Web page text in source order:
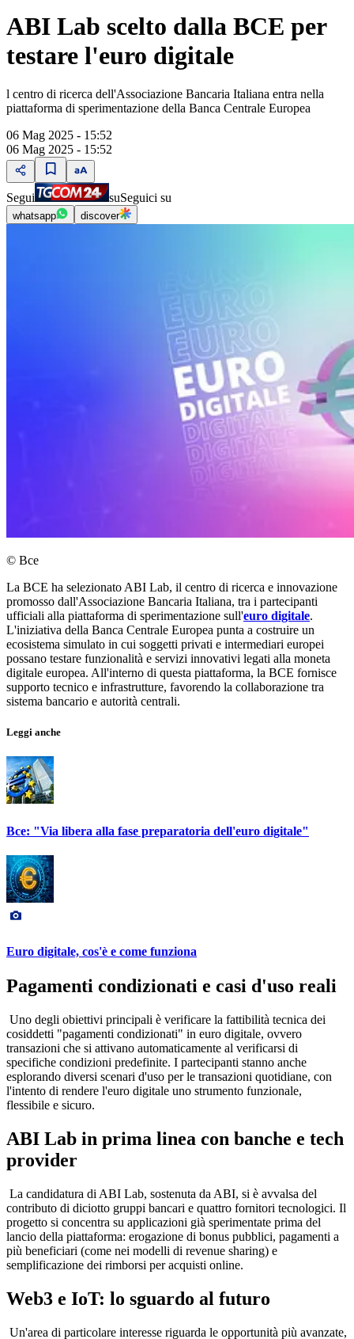
ABI Lab scelto dalla BCE per
testare l'euro digitale
l centro di ricerca dell'Associazione Bancaria Italiana entra nella
piattaforma di sperimentazione della Banca Centrale Europea
06 Mag 2025 - 15:52
06 Mag 2025 - 15:52
Segui suSeguici su
whatsapp discover
© Bce
La BCE ha selezionato ABI Lab, il centro di ricerca e innovazione
promosso dall'Associazione Bancaria Italiana, tra i partecipanti
ufficiali alla piattaforma di sperimentazione sull'euro digitale.
L'iniziativa della Banca Centrale Europea punta a costruire un
ecosistema simulato in cui soggetti privati e intermediari europei
possano testare funzionalità e servizi innovativi legati alla moneta
digitale europea. All'interno di questa piattaforma, la BCE fornisce
supporto tecnico e infrastrutture, favorendo la collaborazione tra
sistema bancario e autorità centrali.
Leggi anche
Bce: "Via libera alla fase preparatoria dell'euro digitale"
Euro digitale, cos'è e come funziona
Pagamenti condizionati e casi d'uso reali
Uno degli obiettivi principali è verificare la fattibilità tecnica dei
cosiddetti "pagamenti condizionati" in euro digitale, ovvero
transazioni che si attivano automaticamente al verificarsi di
specifiche condizioni predefinite. I partecipanti stanno anche
esplorando diversi scenari d'uso per le transazioni quotidiane, con
l'intento di rendere l'euro digitale uno strumento funzionale,
flessibile e sicuro.
ABI Lab in prima linea con banche e tech
provider
La candidatura di ABI Lab, sostenuta da ABI, si è avvalsa del
contributo di diciotto gruppi bancari e quattro fornitori tecnologici. Il
progetto si concentra su applicazioni già sperimentate prima del
lancio della piattaforma: erogazione di bonus pubblici, pagamenti a
più beneficiari (come nei modelli di revenue sharing) e
semplificazione dei rimborsi per acquisti online.
Web3 e IoT: lo sguardo al futuro
Un'area di particolare interesse riguarda le opportunità più avanzate,